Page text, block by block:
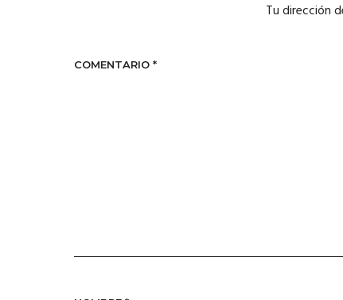
Tu dirección
COMENTARIO *